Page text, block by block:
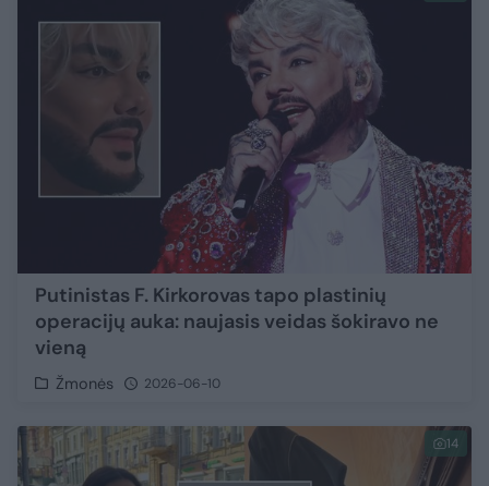
Putinistas F. Kirkorovas tapo plastinių
operacijų auka: naujasis veidas šokiravo ne
vieną
Žmonės 2026-06-10
14